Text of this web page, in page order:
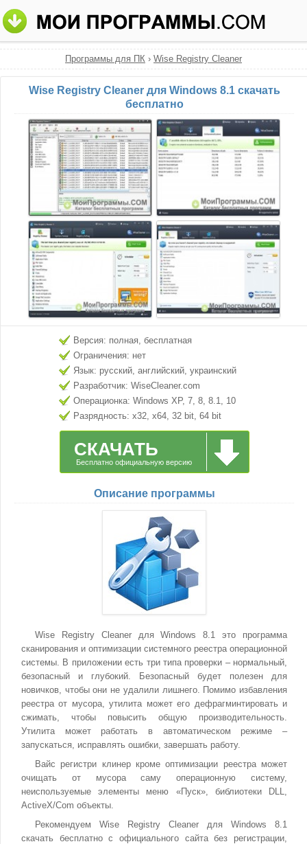
Программы для ПК › Wise Registry Cleaner
Wise Registry Cleaner для Windows 8.1 скачать
бесплатно
Версия: полная, бесплатная
Ограничения: нет
Язык: русский, английский, украинский
Разработчик: WiseCleaner.com
Операционка: Windows XP, 7, 8, 8.1, 10
Разрядность: x32, x64, 32 bit, 64 bit
СКАЧАТЬ
Бесплатно официальную версию
Описание программы
Wise Registry Cleaner для Windows 8.1 это программа
сканирования и оптимизации системного реестра операционной
системы. В приложении есть три типа проверки – нормальный,
безопасный и глубокий. Безопасный будет полезен для
новичков, чтобы они не удалили лишнего. Помимо избавления
реестра от мусора, утилита может его дефрагминтировать и
сжимать, чтобы повысить общую производительность.
Утилита может работать в автоматическом режиме –
запускаться, исправлять ошибки, завершать работу.
Вайс регистри клинер кроме оптимизации реестра может
очищать от мусора саму операционную систему,
неиспользуемые элементы меню «Пуск», библиотеки DLL,
ActiveX/Com объекты.
Рекомендуем Wise Registry Cleaner для Windows 8.1
скачать бесплатно с официального сайта без регистрации,